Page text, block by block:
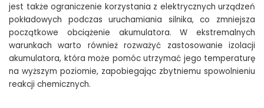
jest także ograniczenie korzystania z elektrycznych urządzeń
pokładowych podczas uruchamiania silnika, co zmniejsza
początkowe obciążenie akumulatora. W ekstremalnych
warunkach warto również rozważyć zastosowanie izolacji
akumulatora, która może pomóc utrzymać jego temperaturę
na wyższym poziomie, zapobiegając zbytniemu spowolnieniu
reakcji chemicznych.